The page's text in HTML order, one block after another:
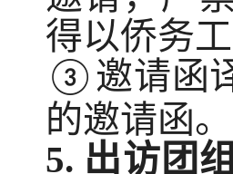
得以侨务
③ 邀请函
的邀请函。
5. 出访团